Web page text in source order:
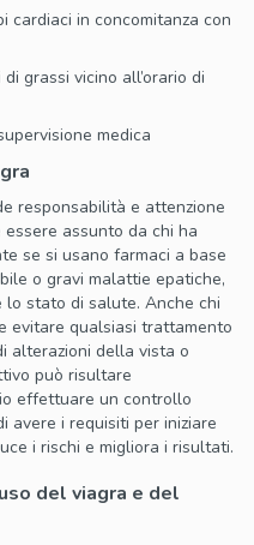
cardiaci in concomitanza con
grassi vicino all’orario di
medica
responsabilità e attenzione
assunto da chi ha
se si usano farmaci a base
o gravi malattie epatiche,
lo stato di salute. Anche chi
evitare qualsiasi trattamento
alterazioni della vista o
può risultare
effettuare un controllo
avere i requisiti per iniziare
i rischi e migliora i risultati.
del viagra e del